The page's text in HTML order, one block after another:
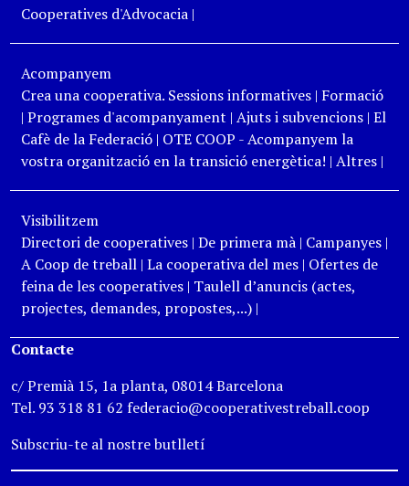
Cooperatives d'Advocacia|
Acompanyem
Crea una cooperativa. Sessions informatives| Formació
| Programes d'acompanyament | Ajuts i subvencions| El
Cafè de la Federació| OTE COOP - Acompanyem la
vostra organització en la transició energètica! | Altres|
Visibilitzem
Directori de cooperatives| De primera mà| Campanyes|
A Coop de treball| La cooperativa del mes| Ofertes de
feina de les cooperatives| Taulell d’anuncis (actes,
projectes, demandes, propostes,...)|
Contacte
c/ Premià 15, 1a planta, 08014 Barcelona
Tel. 93 318 81 62 federacio@cooperativestreball.coop
Subscriu-te al nostre butlletí